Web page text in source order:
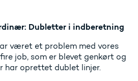
Dubletter i indberetning
været et problem med vores
job, som er blevet genkørt og
har oprettet dublet linjer.